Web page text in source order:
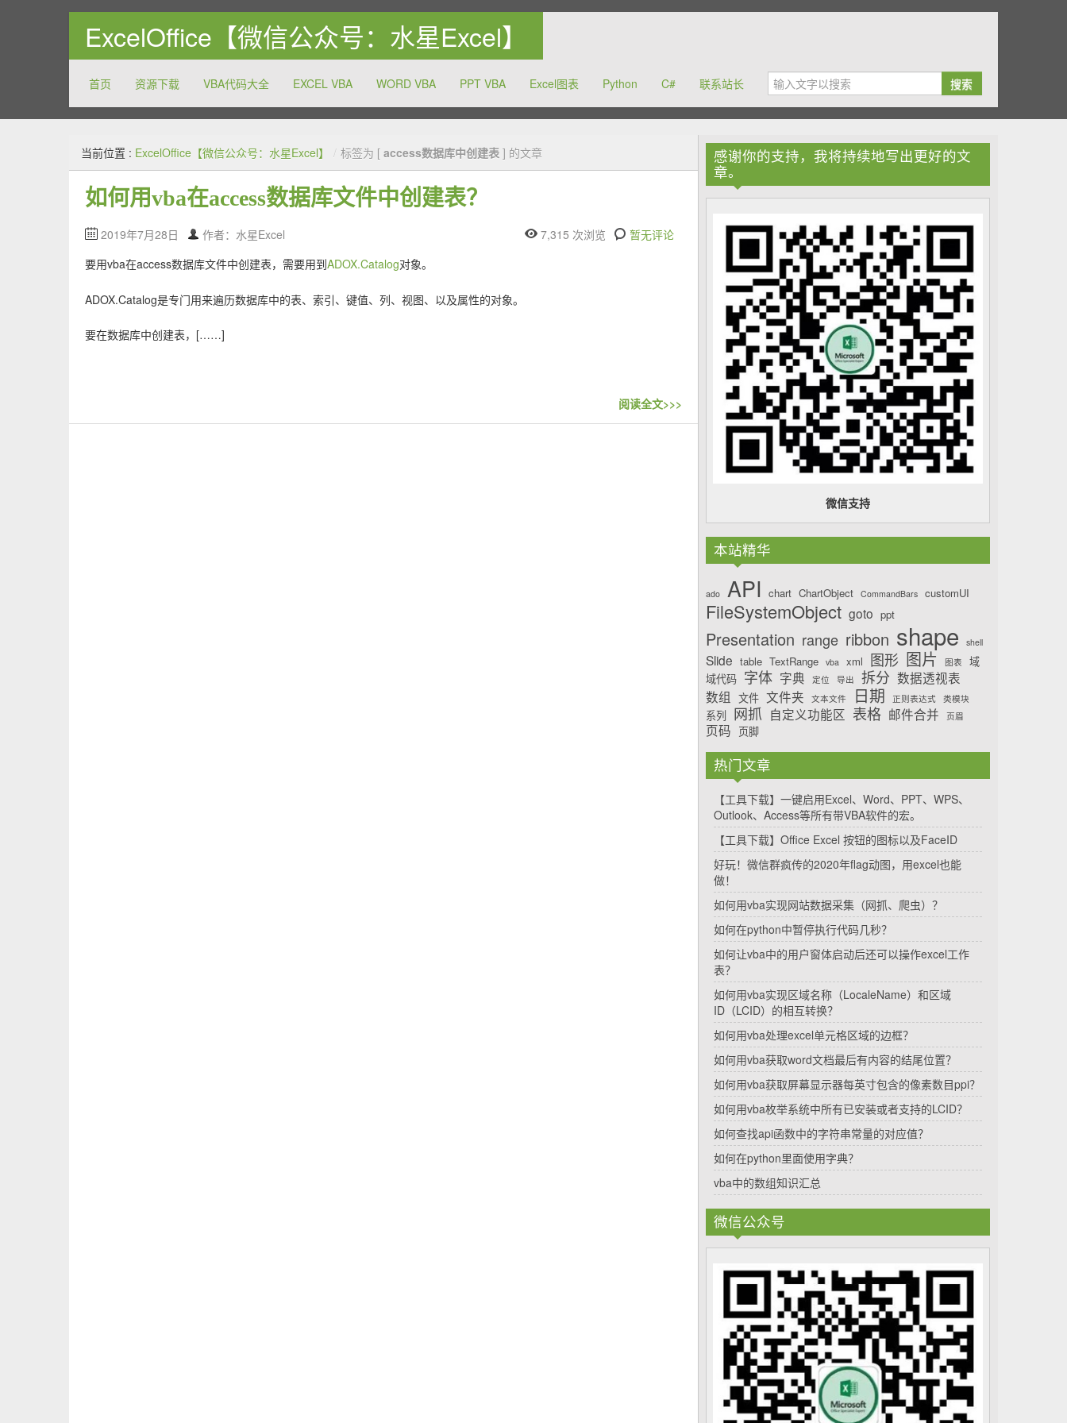
ExcelOffice【微信公众号：水星Excel】
首页 资源下载 VBA代码大全 EXCEL VBA WORD VBA PPT VBA Excel图表 Python C# 联系站长 搜索
关注和分享Excel以及Office系列软件的方方面面，致力于提高中国的办公软件的使用水平
当前位置 : ExcelOffice【微信公众号：水星Excel】 / 标签为 [ access数据库中创建表 ] 的文章
如何用vba在access数据库文件中创建表？
2019年7月28日 作者：水星Excel 7,315 次浏览
暂无评论
要用vba在access数据库文件中创建表，需要用到ADOX.Catalog对象。
ADOX.Catalog是专门用来遍历数据库中的表、索引、键值、列、视图、以及属性的对象。
要在数据库中创建表，[……]
阅读全文>>>
感谢你的支持，我将持续地写出更好的文
章。
微信支持
本站精华
ado API chart ChartObject CommandBars customUI
FileSystemObject goto ppt
Presentation range ribbon shape shell
Slide table TextRange vba xml 图形 图片 图表
域
域代码 字体 字典 定位 导出 拆分 数据透视表
数组 文件 文件夹 文本文件 日期 正则表达式 类模块
系列 网抓 自定义功能区 表格 邮件合并 页眉
页码 页脚
热门文章
【工具下载】一键启用Excel、Word、PPT、WPS、
Outlook、Access等所有带VBA软件的宏。
【工具下载】Office Excel 按钮的图标以及FaceID
好玩！微信群疯传的2020年flag动图，用excel也能
做！
如何用vba实现网站数据采集（网抓、爬虫）？
如何在python中暂停执行代码几秒？
如何让vba中的用户窗体启动后还可以操作excel工作
表？
如何用vba实现区域名称（LocaleName）和区域
ID（LCID）的相互转换？
如何用vba处理excel单元格区域的边框？
如何用vba获取word文档最后有内容的结尾位置？
如何用vba获取屏幕显示器每英寸包含的像素数目ppi？
如何用vba枚举系统中所有已安装或者支持的LCID？
如何查找api函数中的字符串常量的对应值？
如何在python里面使用字典？
vba中的数组知识汇总
微信公众号